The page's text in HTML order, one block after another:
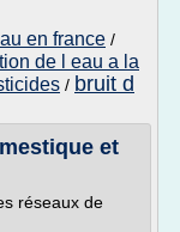
en france /
de l eau a la
/ bruit d
et
réseaux de